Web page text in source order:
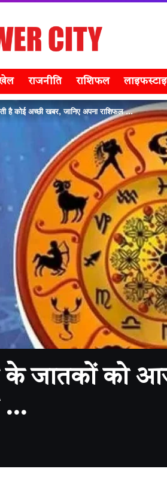
राजनीति राशिफल
अच्छी खबर, जानिए अपना राशिफल …
के जातकों को
…